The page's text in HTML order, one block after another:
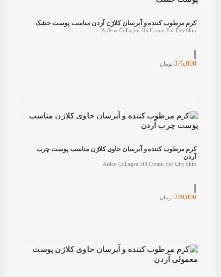
کرم مرطوب کننده و آبرسان کلاژن آردن مناسب پوست خشک
Ardene Collagen HA Cream For Dry Skin
375,000تومان
کرم مرطوب کننده و آبرسان حاوی کلاژن مناسب پوست چرب
آردن
Arden Collagen HA Cream For Oily Skin
270,000تومان